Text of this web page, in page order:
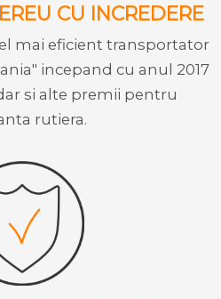
CU INCREDERE
mai eficient transportator
incepand cu anul 2017
si alte premii pentru
rutiera.